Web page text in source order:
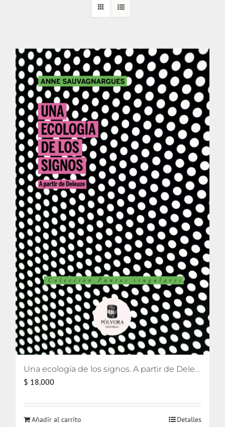
Una ecología de los signos. A partir de Deleuze
$ 18.000
Añadir al carrito Detalles